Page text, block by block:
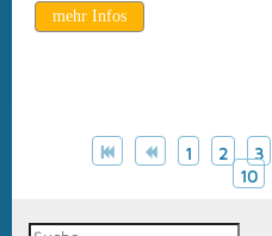
mehr Infos
1
2 3
10